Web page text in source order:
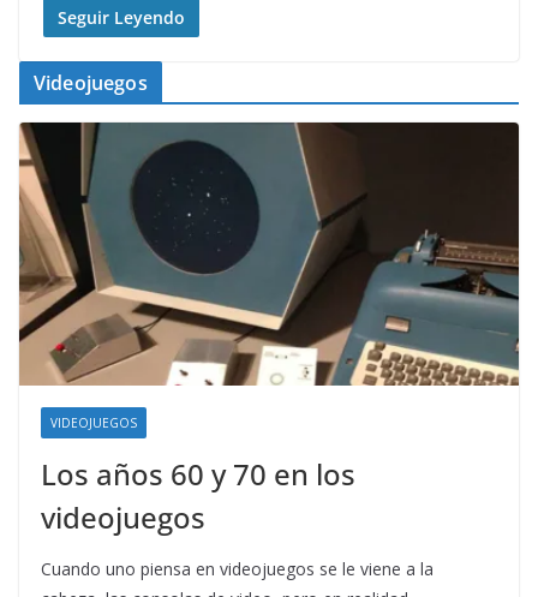
Seguir Leyendo
Videojuegos
VIDEOJUEGOS
Los años 60 y 70 en los
videojuegos
Cuando uno piensa en videojuegos se le viene a la